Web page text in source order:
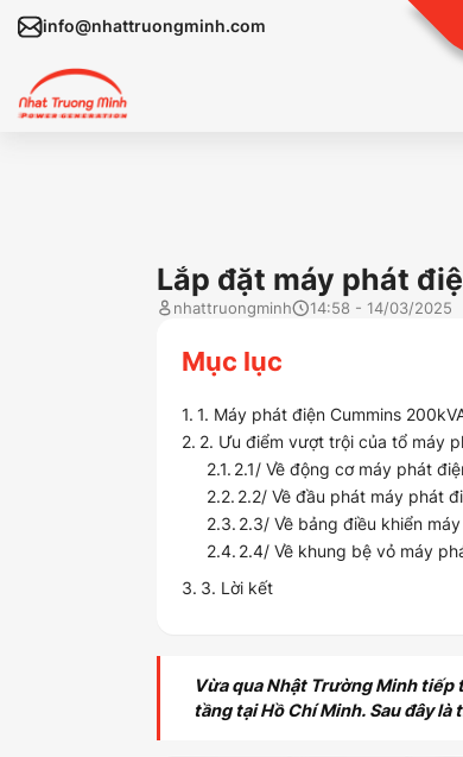
info@nhattruongminh.com
Lắp đặt máy phát
nhattruongminh 14:58 - 14/03/2025
Mục lục
1. Máy phát điện Cummins
2. Ưu điểm vượt trội của tổ máy
2.1/ Về động cơ máy phát
2.2/ Về đầu phát máy phát
2.3/ Về bảng điều khiển
2.4/ Về khung bệ vỏ máy
3. Lời kết
Vừa qua Nhật Trường Minh tiếp
tầng tại Hồ Chí Minh. Sau đây